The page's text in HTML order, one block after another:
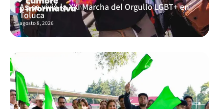
Así se vivió la XXI Marcha del Orgullo LGBT+ en
Toluca
agosto 8, 2026